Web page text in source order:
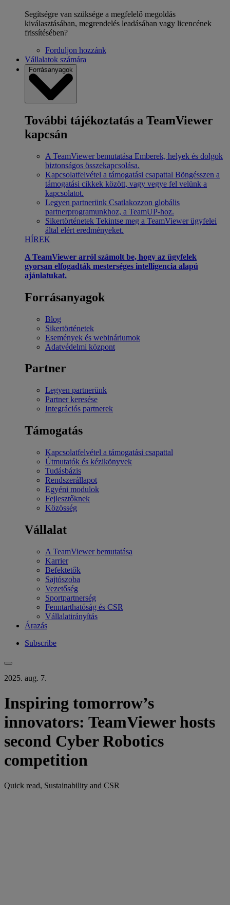
Segítségre van szüksége a megfelelő megoldás
kiválasztásában, megrendelés leadásában vagy licencének
frissítésében?
Forduljon hozzánk
Vállalatok számára
Forrásanyagok
További tájékoztatás a TeamViewer
kapcsán
A TeamViewer bemutatása Emberek, helyek és dolgok
biztonságos összekapcsolása.
Kapcsolatfelvétel a támogatási csapattal Böngésszen a
támogatási cikkek között, vagy vegye fel velünk a
kapcsolatot.
Legyen partnerünk Csatlakozzon globális
partnerprogramunkhoz, a TeamUP-hoz.
Sikertörténetek Tekintse meg a TeamViewer ügyfelei
által elért eredményeket.
HÍREK
A TeamViewer arról számolt be, hogy az ügyfelek
gyorsan elfogadták mesterséges intelligencia alapú
ajánlatukat.
Forrásanyagok
Blog
Sikertörténetek
Események és webináriumok
Adatvédelmi központ
Partner
Legyen partnerünk
Partner keresése
Integrációs partnerek
Támogatás
Kapcsolatfelvétel a támogatási csapattal
Útmutatók és kézikönyvek
Tudásbázis
Rendszerállapot
Egyéni modulok
Fejlesztőknek
Közösség
Vállalat
A TeamViewer bemutatása
Karrier
Befektetők
Sajtószoba
Vezetőség
Sportpartnerség
Fenntarthatóság és CSR
Vállalatirányítás
Árazás
Subscribe
2025. aug. 7.
Inspiring tomorrow’s
innovators: TeamViewer hosts
second Cyber Robotics
competition
Quick read, Sustainability and CSR